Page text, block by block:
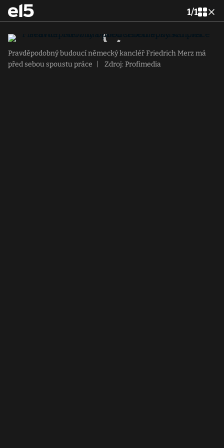
1/1
Pravděpodobný budoucí německý kancléř Friedrich Merz má
před sebou spoustu práce
Zdroj: Profimedia